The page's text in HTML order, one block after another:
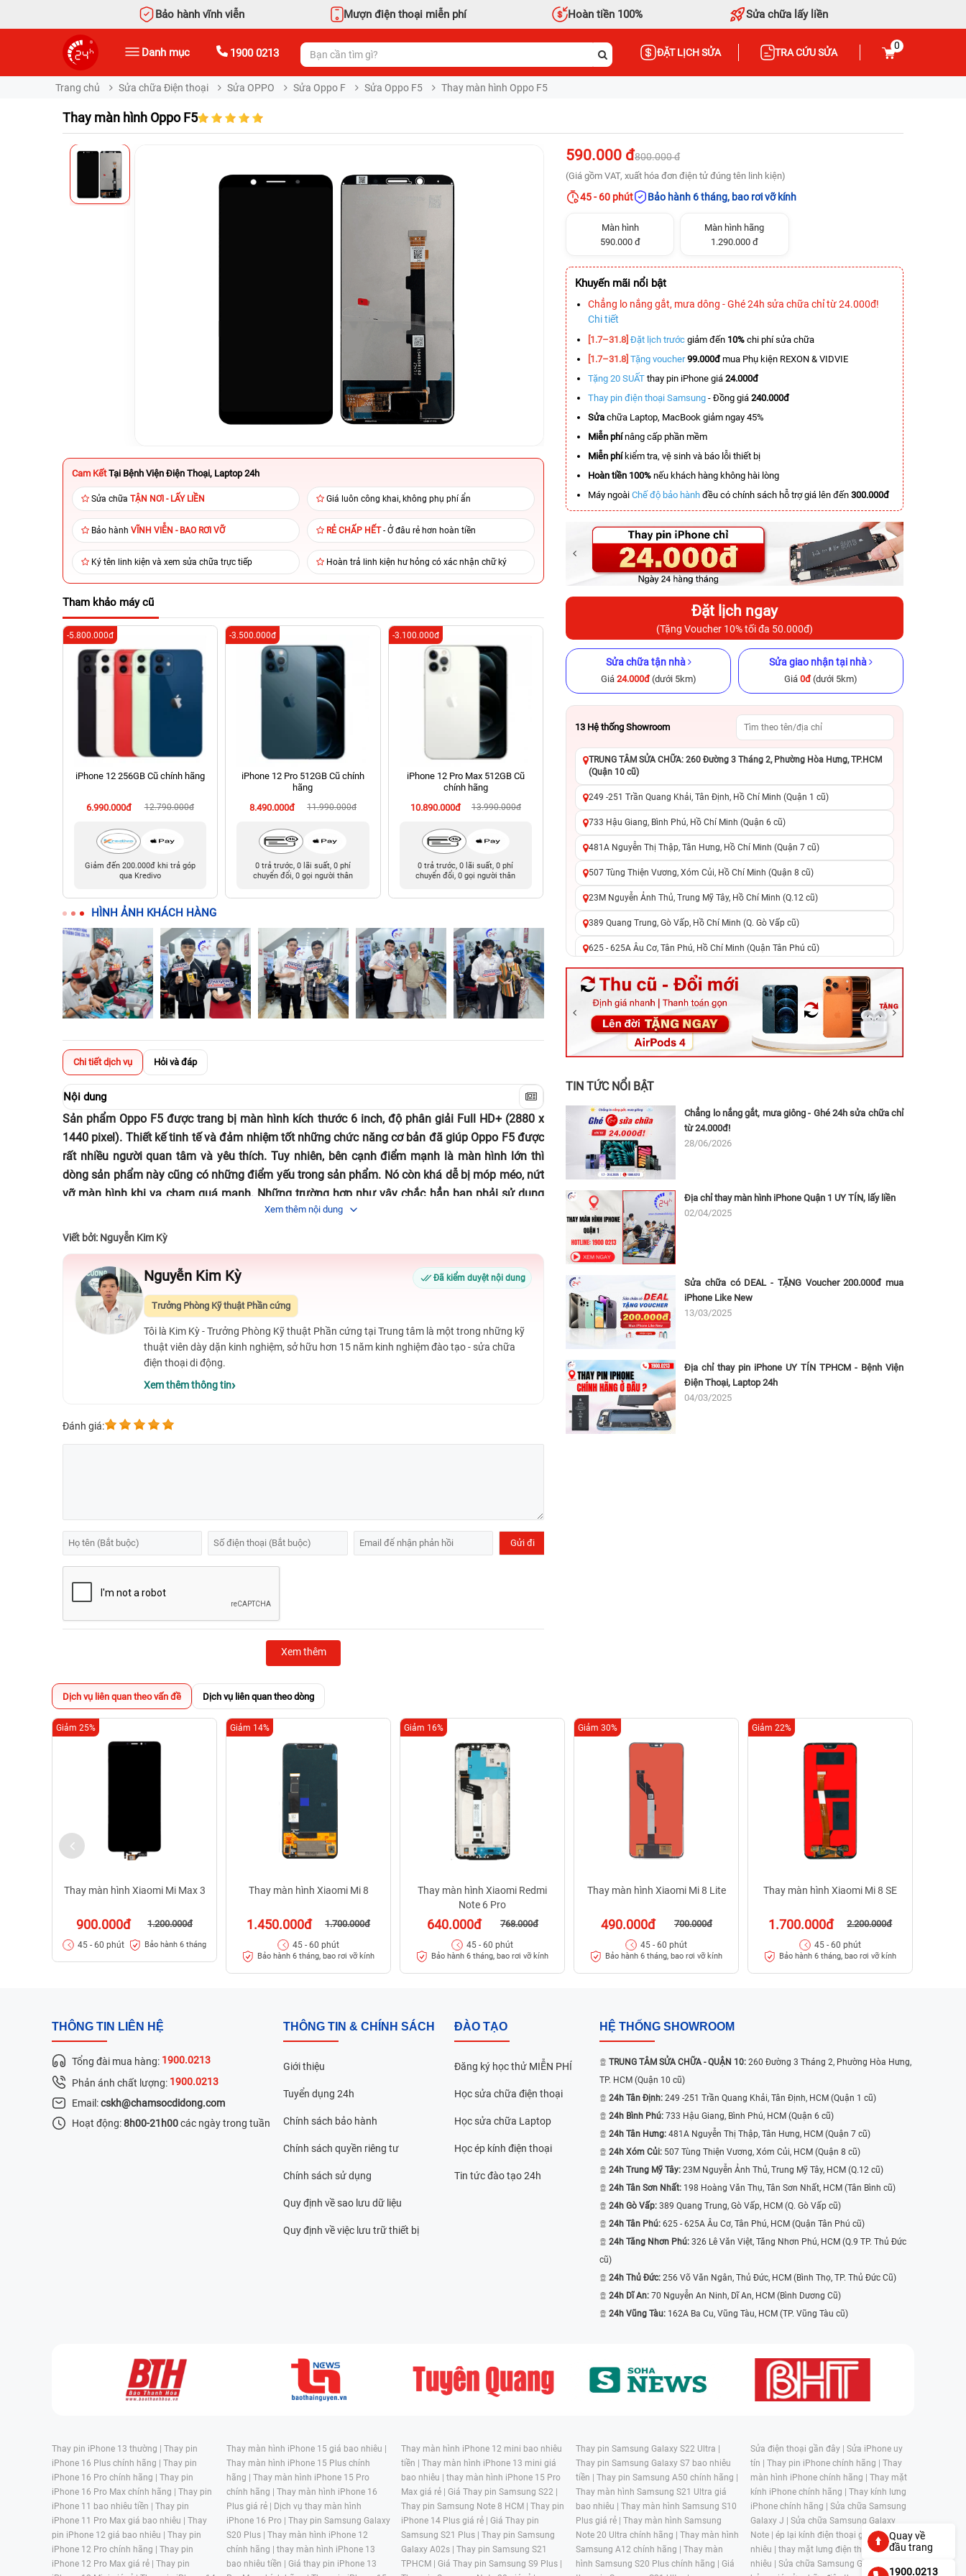
Bảo hành vĩnh viễn Mượn điện thoại miễn phí Hoàn tiền 100% Sửa chữa lấy liền
Danh mục 1900 0213 ĐẶT LỊCH SỬA TRA CỨU SỬA
0
Trang chủ Sửa chữa Điện thoại Sửa OPPO Sửa Oppo F Sửa Oppo F5 Thay màn hình Oppo F5
Thay màn hình Oppo F5
Cam Kết Tại Bệnh Viện Điện Thoại, Laptop 24h
Sửa chữa TẬN NƠI - LẤY LIỀN Giá luôn công khai, không phụ phí ẩn
Bảo hành VĨNH VIỄN - BAO RƠI VỠ RẺ CHẤP HẾT- Ở đâu rẻ hơn hoàn tiền
Ký tên linh kiện và xem sửa chữa trực tiếp Hoàn trả linh kiện hư hỏng có xác nhận chữ ký
Tham khảo máy cũ
iPhone 12 256GB Cũ chính hãng
6.990.000đ 12.790.000đ
-5.800.000đ
Giảm đến 200.000đ khi trả góp
qua Kredivo
iPhone 12 Pro 512GB Cũ chính
hãng
8.490.000đ
11.990.000đ
-3.500.000đ
0 trả trước, 0 lãi suất, 0 phí
chuyển đổi, 0 gọi người thân
iPhone 12 Pro Max 512GB Cũ
chính hãng
10.890.000đ
13.990.000đ
-3.100.000đ
0 trả trước, 0 lãi suất, 0 phí
chuyển đổi, 0 gọi người thân
iPhone 11 Pro 256GB Cũ chính
hãng
5.090.000đ
9.990.000đ
-4.900.000đ
chuyển đổi, 0 gọi người thân
chính hãng
10.290.000đ
12.990.000đ
-2.700.000đ
chuyển đổi, 0 gọi người thân
-2.900.000đ
HÌNH ẢNH KHÁCH HÀNG
Chi tiết dịch vụ Hỏi và đáp
Nội dung
Sản phẩm Oppo F5 được trang bị màn hình kích thước 6 inch, độ phân giải Full HD+ (2880 x
1440 pixel). Thiết kế tinh tế và đảm nhiệm tốt những chức năng cơ bản đã giúp Oppo F5 được
rất nhiều người quan tâm và yêu thích.Tuy nhiên, bên cạnh điểm mạnh là màn hình lớn thì
dòng sản phẩm này cũng có những điểm yếu trong sản phẩm. Nó còn khá dễ bị móp méo, nứt
vỡ màn hình khi va chạm quá mạnh. Những trường hợp như vậy chắc hẳn bạn phải sử dụng
đến dịch vụ thay màn hình Oppo F5 ở nơi uy tín.
Nơi nào thay màn hình Oppo F5 tốt nhất tại TPHCM?
Những dấu hiệu bất thường khi màn hình Oppo F5 bị lỗi
nghiêm trọng, khiến thao tác trên điện thoại không thể cảm ứng được. Hoặc xung đột nội bộ
bên trong máy khiến ứng dụng chạy chậm.
Do sử dụng trong thời gian dài nên màn hình OPPO F5 sẽ có lớp cường lực bị trầy xước.
Nếu để lâu ngày sẽ hư hỏng hoặc không sử dụng được.
Do lỗi phần mềm Android trong sản phẩm, xung đột tĩnh điện bị rối loạn khiến mặt kính cảm
ứng bị lỗi.
Điện thoại vô tình bị hư hỏng do từng thay thế bởi những linh kiện không có chất lượng.
Qua thời gian dài Oppo F5 không thể hiển thị hình ảnh hoàn toàn trên màn hình cảm ứng.
Trường hợp cần phải thay màn hình Oppo F5
Có nhiều nguyên nhân khiến màn hình Oppo F5 bị bể, thông thường là do:
Màn hình không hiển thị, không bật sáng được.
Hình ảnh trên màn hình bị mờ và chất lượng hiển thị kém đi.
Xem thêm nội dung
Viết bởi: Nguyễn Kim Kỳ
Nguyễn Kim Kỳ Đã kiểm duyệt nội dung
Trưởng Phòng Kỹ thuật Phần cứng
Tôi là Kim Kỳ - Trưởng Phòng Kỹ thuật Phần cứng tại Trung tâm là một trong những kỹ
thuật viên dày dặn kinh nghiệm, sở hữu hơn 15 năm kinh nghiệm đào tạo - sửa chữa
điện thoại di động.
Xem thêm thông tin
Đánh giá:
Xem thêm
590.000 đ800.000 đ
(Giá gồm VAT, xuất hóa đơn điện tử đúng tên linh kiện)
45 - 60 phút Bảo hành 6 tháng, bao rơi vỡ kính
Màn hình
590.000 đ
Màn hình hãng
1.290.000 đ
Khuyến mãi nổi bật
Chẳng lo nắng gắt, mưa dông - Ghé 24h sửa chữa chỉ từ 24.000đ!
Chi tiết
[1.7–31.8] Đặt lịch trước giảm đến 10% chi phí sửa chữa
[1.7–31.8] Tặng voucher 99.000đmua Phụ kiện REXON & VIDVIE
Tặng 20 SUẤT thay pin iPhone giá 24.000đ
Thay pin điện thoại Samsung - Đồng giá 240.000đ
Sửa chữa Laptop, MacBook giảm ngay 45%
Miễn phínâng cấp phần mềm
Miễn phíkiểm tra, vệ sinh và báo lỗi thiết bị
Hoàn tiền 100% nếu khách hàng không hài lòng
Máy ngoài Chế độ bảo hành đều có chính sách hỗ trợ giá lên đến 300.000đ
Đặt lịch ngay
(Tặng Voucher 10% tối đa 50.000đ)
Sửa chữa tận nhà
Giá 24.000đ(dưới 5km)
Sửa giao nhận tại nhà
Giá 0đ(dưới 5km)
13 Hệ thống Showroom
TRUNG TÂM SỬA CHỮA: 260 Đường 3 Tháng 2, Phường Hòa Hưng, TP.HCM
(Quận 10 cũ)
249 -251 Trần Quang Khải, Tân Định, Hồ Chí Minh (Quận 1 cũ)
733 Hậu Giang, Bình Phú, Hồ Chí Minh (Quận 6 cũ)
481A Nguyễn Thị Thập, Tân Hưng, Hồ Chí Minh (Quận 7 cũ)
507 Tùng Thiện Vương, Xóm Củi, Hồ Chí Minh (Quận 8 cũ)
23M Nguyễn Ảnh Thủ, Trung Mỹ Tây, Hồ Chí Minh (Q.12 cũ)
389 Quang Trung, Gò Vấp, Hồ Chí Minh (Q. Gò Vấp cũ)
625 - 625A Âu Cơ, Tân Phú, Hồ Chí Minh (Quận Tân Phú cũ)
326 Lê Văn Việt, Tăng Nhơn Phú, Hồ Chí Minh (Q.9 TP. Thủ Đức cũ)
256 Võ Văn Ngân, Thủ Đức, Hồ Chí Minh (Bình Thọ, TP. Thủ Đức Cũ)
70 Nguyễn An Ninh, Dĩ An, Hồ Chí Minh (Bình Dương Cũ)
24h Vũng Tàu: 162A Ba Cu, Vũng Tàu, Hồ Chí Minh (TP. Vũng Tàu cũ)
TIN TỨC NỔI BẬT
Chẳng lo nắng gắt, mưa giông - Ghé 24h sửa chữa chỉ
từ 24.000đ!
28/06/2026
Địa chỉ thay màn hình iPhone Quận 1 UY TÍN, lấy liền
02/04/2025
Sửa chữa có DEAL - TẶNG Voucher 200.000đ mua
iPhone Like New
13/03/2025
Địa chỉ thay pin iPhone UY TÍN TPHCM - Bệnh Viện
Điện Thoại, Laptop 24h
04/03/2025
Dịch vụ liên quan theo vấn đề Dịch vụ liên quan theo dòng
Thay màn hình Xiaomi Mi Max 3
900.000đ 1.200.000đ
Giảm 25%
45 - 60 phút Bảo hành 6 tháng
Thay màn hình Xiaomi Mi 8
1.450.000đ 1.700.000đ
Giảm 14%
45 - 60 phút
Bảo hành 6 tháng, bao rơi vỡ kính
Thay màn hình Xiaomi Redmi
Note 6 Pro
640.000đ 768.000đ
Giảm 16%
45 - 60 phút
Bảo hành 6 tháng, bao rơi vỡ kính
Thay màn hình Xiaomi Mi 8 Lite
490.000đ 700.000đ
Giảm 30%
45 - 60 phút
Bảo hành 6 tháng, bao rơi vỡ kính
Thay màn hình Xiaomi Mi 8 SE
1.700.000đ 2.200.000đ
Giảm 22%
45 - 60 phút
Bảo hành 6 tháng, bao rơi vỡ kính
THÔNG TIN LIÊN HỆ
Tổng đài mua hàng: 1900.0213
Phản ánh chất lượng: 1900.0213
Email:cskh@chamsocdidong.com
Hoạt động:8h00-21h00các ngày trong tuần
THÔNG TIN & CHÍNH SÁCH
Giới thiệu
Tuyển dụng 24h
Chính sách bảo hành
Chính sách quyền riêng tư
Chính sách sử dụng
Quy định về sao lưu dữ liệu
Quy định về việc lưu trữ thiết bị
ĐÀO TẠO
Đăng ký học thử MIỄN PHÍ
Học sửa chữa điện thoại
Học sửa chữa Laptop
Học ép kính điện thoại
Tin tức đào tạo 24h
HỆ THỐNG SHOWROOM
TRUNG TÂM SỬA CHỮA - QUẬN 10: 260 Đường 3 Tháng 2, Phường Hòa Hưng,
TP. HCM (Quận 10 cũ)
24h Tân Định: 249 -251 Trần Quang Khải, Tân Định, HCM (Quận 1 cũ)
24h Bình Phú: 733 Hậu Giang, Bình Phú, HCM (Quận 6 cũ)
24h Tân Hưng: 481A Nguyễn Thị Thập, Tân Hưng, HCM (Quận 7 cũ)
24h Xóm Củi: 507 Tùng Thiện Vương, Xóm Củi, HCM (Quận 8 cũ)
24h Trung Mỹ Tây: 23M Nguyễn Ảnh Thủ, Trung Mỹ Tây, HCM (Q.12 cũ)
24h Tân Sơn Nhất: 198 Hoàng Văn Thụ, Tân Sơn Nhất, HCM (Tân Bình cũ)
24h Gò Vấp: 389 Quang Trung, Gò Vấp, HCM (Q. Gò Vấp cũ)
24h Tân Phú: 625 - 625A Âu Cơ, Tân Phú, HCM (Quận Tân Phú cũ)
24h Tăng Nhơn Phú: 326 Lê Văn Việt, Tăng Nhơn Phú, HCM (Q.9 TP. Thủ Đức
cũ)
24h Thủ Đức: 256 Võ Văn Ngân, Thủ Đức, HCM (Bình Thọ, TP. Thủ Đức Cũ)
24h Dĩ An: 70 Nguyễn An Ninh, Dĩ An, HCM (Bình Dương Cũ)
24h Vũng Tàu: 162A Ba Cu, Vũng Tàu, HCM (TP. Vũng Tàu cũ)
Thay pin iPhone 13 thường | Thay pin
iPhone 16 Plus chính hãng | Thay pin
iPhone 16 Pro chính hãng | Thay pin
iPhone 16 Pro Max chính hãng | Thay pin
iPhone 11 bao nhiêu tiền | Thay pin
iPhone 11 Pro Max giá bao nhiêu | Thay
pin iPhone 12 giá bao nhiêu | Thay pin
iPhone 12 Pro chính hãng | Thay pin
iPhone 12 Pro Max giá rẻ | Thay pin
Thay màn hình iPhone 15 giá bao nhiêu |
Thay màn hình iPhone 15 Plus chính
hãng | Thay màn hình iPhone 15 Pro
chính hãng | Thay màn hình iPhone 16
Plus giá rẻ | Dịch vụ thay màn hình
iPhone 16 Pro | Thay pin Samsung Galaxy
S20 Plus | Thay màn hình iPhone 12
chính hãng | thay màn hình iPhone 13
bao nhiêu tiền | Giá thay pin iPhone 13
Thay màn hình iPhone 12 mini bao nhiêu
tiền | Thay màn hình iPhone 13 mini giá
bao nhiêu | thay màn hình iPhone 15 Pro
Max giá rẻ | Giá Thay pin Samsung S22 |
Thay pin Samsung Note 8 HCM | Thay pin
iPhone 14 Plus giá rẻ | Giá Thay pin
Samsung S21 Plus | Thay pin Samsung
Galaxy A02s | Thay pin Samsung S21
TPHCM | Giá Thay pin Samsung S9 Plus |
Thay pin Samsung Galaxy S22 Ultra |
Thay pin Samsung Galaxy S7 bao nhiêu
tiền | Thay pin Samsung A50 chính hãng |
Thay màn hình Samsung S21 Ultra giá
bao nhiêu | Thay màn hình Samsung S10
Plus giá rẻ | Thay màn hình Samsung
Note 20 Ultra chính hãng | Thay màn hình
Samsung A12 chính hãng | Thay màn
hình Samsung S20 Plus chính hãng | Giá
Sửa điện thoại gần đây | Sửa iPhone uy
tín | Thay pin iPhone chính hãng | Thay
màn hình iPhone chính hãng | Thay mặt
kính iPhone chính hãng | Thay kính lưng
iPhone chính hãng | Sửa chữa Samsung
Galaxy J | Sửa chữa Samsung Galaxy
Note | ép lại kính điện thoại giá bao
nhiêu | thay mặt lưng điện thoại giá bao
nhiêu | Sửa chữa Samsung Galaxy S |
Quay về
đầu trang
1900.0213